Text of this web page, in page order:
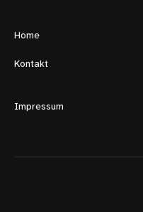
Home
Kontakt
Impressum